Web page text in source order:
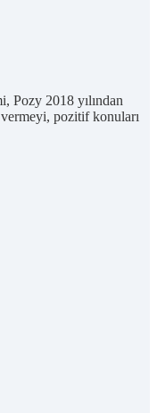
Pozy 2018 yılından
pozitif konuları